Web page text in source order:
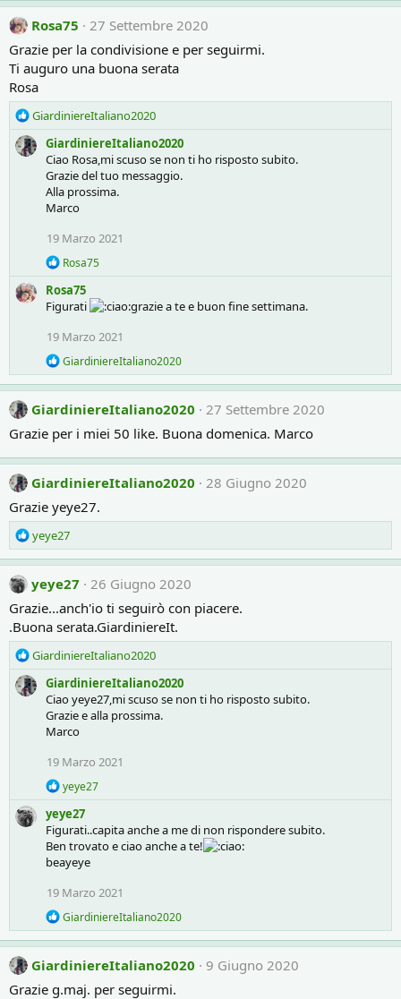
Rosa75
27 Settembre 2020
Grazie per la condivisione e per seguirmi.
Ti auguro una buona serata
Rosa
R
e
a
GiardiniereItaliano2020
GiardiniereItaliano2020
Ciao Rosa,mi scuso se non ti ho risposto subito.
Grazie del tuo messaggio.
Alla prossima.
Marco
19 Marzo 2021
R
e
a
c
i
n
s
:
Rosa75
Rosa75
Figurati
grazie a te e buon fine settimana.
19 Marzo 2021
R
e
a
c
t
i
n
:
GiardiniereItaliano2020
GiardiniereItaliano2020
27 Settembre 2020
Grazie per i miei 50 like. Buona domenica. Marco
GiardiniereItaliano2020
28 Giugno 2020
Grazie yeye27.
R
e
a
c
i
o
n
s
:
yeye27
yeye27
26 Giugno 2020
Grazie...anch'io ti seguirò con piacere.
.Buona serata.GiardiniereIt.
R
e
a
:
GiardiniereItaliano2020
GiardiniereItaliano2020
Ciao yeye27,mi scuso se non ti ho risposto subito.
Grazie e alla prossima.
Marco
19 Marzo 2021
R
e
a
c
t
o
s
:
yeye27
yeye27
Figurati..capita anche a me di non rispondere subito.
Ben trovato e ciao anche a te!
beayeye
19 Marzo 2021
R
e
a
c
t
GiardiniereItaliano2020
GiardiniereItaliano2020
9 Giugno 2020
Grazie g.maj. per seguirmi.